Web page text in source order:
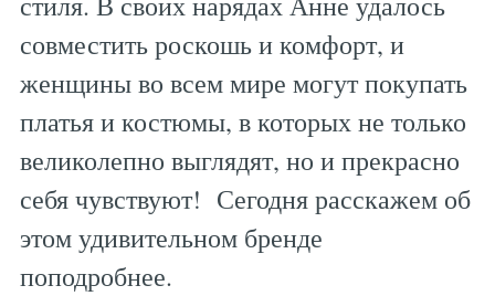
совместить роскошь и комфорт, и
женщины во всем мире могут покупать
платья и костюмы, в которых не только
великолепно выглядят, но и прекрасно
себя чувствуют! Сегодня расскажем об
этом удивительном бренде
поподробнее.